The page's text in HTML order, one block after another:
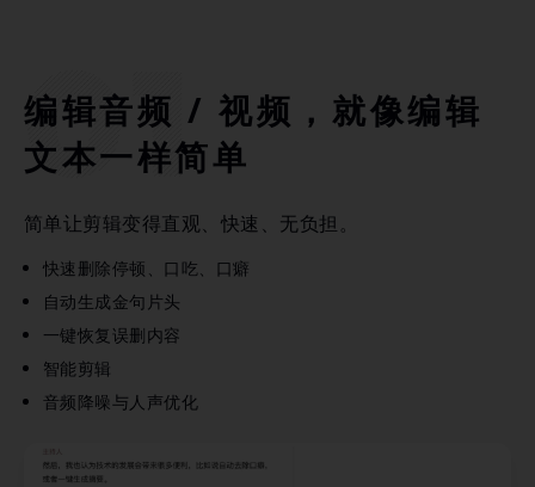
编辑音频 / 视频，就像编辑
文本一样简单
简单让剪辑变得直观、快速、无负担。
快速删除停顿、口吃、口癖
自动生成金句片头
一键恢复误删内容
智能剪辑
音频降噪与人声优化